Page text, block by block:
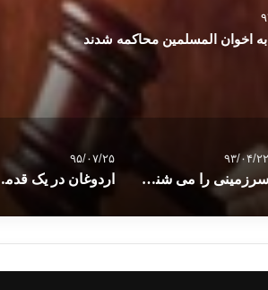
۹۳/۰۴/۲۲
سرزمینی را می شناسم…
۹۵/۰۷/۲۵
اردوغان